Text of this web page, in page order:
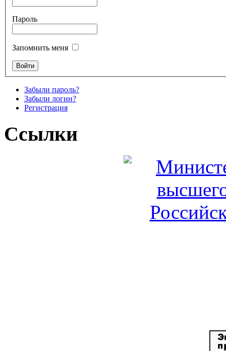
Пароль
Запомнить меня
Забыли пароль?
Забыли логин?
Регистрация
Ссылки